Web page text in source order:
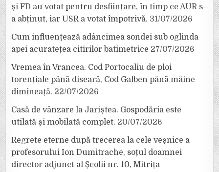
și FD au votat pentru desființare, în timp ce AUR s-
a abținut, iar USR a votat împotrivă. 31/07/2026
Cum influențează adâncimea sondei sub oglinda
apei acuratețea citirilor batimetrice 27/07/2026
Vremea în Vrancea. Cod Portocaliu de ploi
torențiale până diseară, Cod Galben până mâine
dimineață. 22/07/2026
Casă de vânzare la Jariștea. Gospodăria este
utilată și mobilată complet. 20/07/2026
Regrete eterne după trecerea la cele veșnice a
profesorului Ion Dumitrache, soțul doamnei
director adjunct al Școlii nr. 10, Mitrița